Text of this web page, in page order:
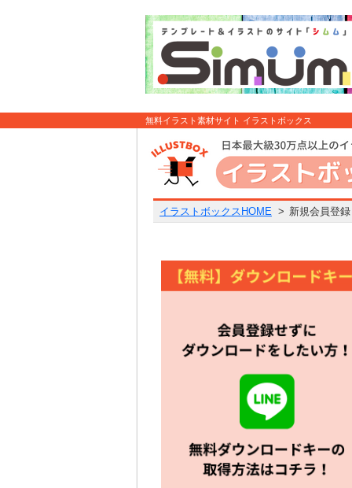
無料イラスト素材サイト イラストボックス
イラストボックスHOME > 新規会員登録